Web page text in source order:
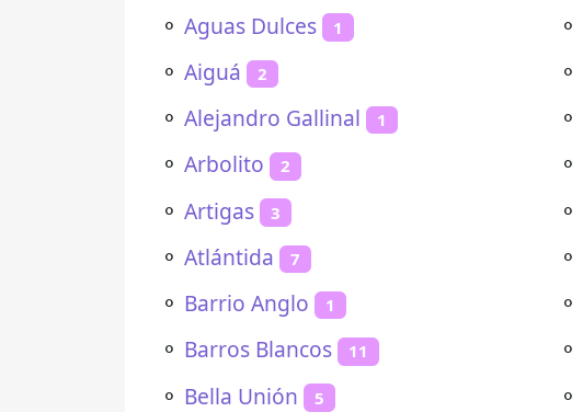
⚬ Aguas Dulces 1
⚬ Aiguá 2
⚬ Alejandro Gallinal 1
⚬ Arbolito 2
⚬ Artigas 3
⚬ Atlántida 7
⚬ Barrio Anglo 1
⚬ Barros Blancos 11
⚬ Bella Unión 5
⚬
⚬
⚬
⚬
⚬
⚬
⚬
⚬
⚬